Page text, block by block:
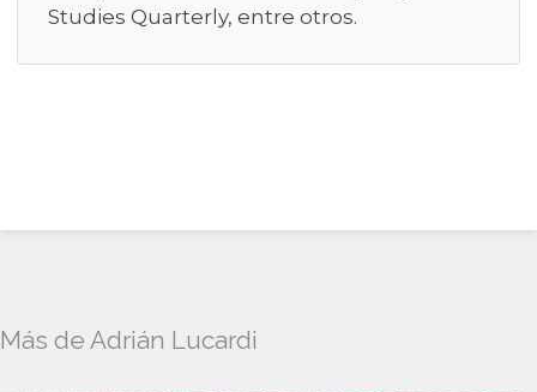
Studies Quarterly, entre otros.
Más de Adrián Lucardi